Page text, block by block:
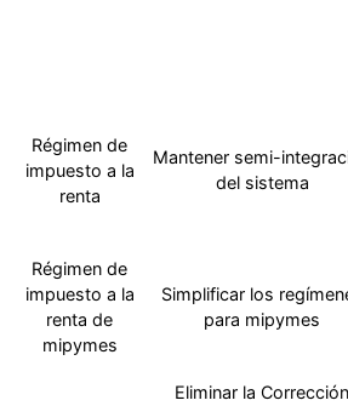
Régimen de
impuesto a la
renta
Mantener semi-
del sistema
Régimen de
impuesto a la
renta de
mipymes
Simplificar los
para mipymes
Eliminar la Corrección